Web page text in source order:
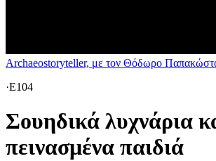
Archaeostoryteller, με τον Θόδωρο
·E104
Σουηδικά λυχνάρια
πεινασμένα παιδιά